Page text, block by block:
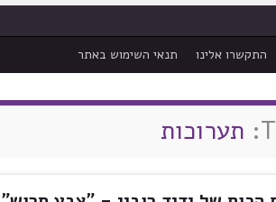
התקשרו אלינו תנאי השימוש באתר
תערוכות